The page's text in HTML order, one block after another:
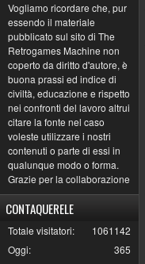
Vogliamo ricordare che, pur
essendo il materiale
pubblicato sul sito di The
Retrogames Machine non
coperto da diritto d'autore, è
buona prassi ed indice di
civiltà, educazione e rispetto
nei confronti del lavoro altrui
citare la fonte nel caso
voleste utilizzare i nostri
contenuti o parte di essi in
qualunque modo o forma.
Grazie per la collaborazione
CONTAQUERELE
1061142
Totale visitatori:
365
Oggi: